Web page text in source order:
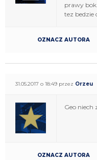
prawy
tez bedzie
OZNACZ AUTORA
31.05.2017 o 18:49 przez Orzeu
Geo niech
OZNACZ AUTORA